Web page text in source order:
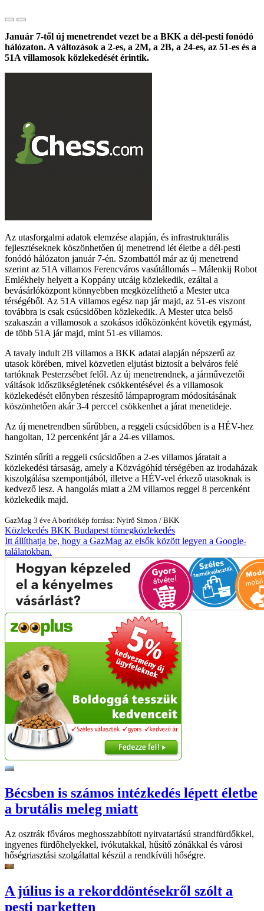
Január 7-től új menetrendet vezet be a BKK a dél-pesti fonódó
hálózaton. A változások a 2-es, a 2M, a 2B, a 24-es, az 51-es és a
51A villamosok közlekedését érintik.
Az utasforgalmi adatok elemzése alapján, és infrastrukturális
fejlesztéseknek köszönhetően új menetrend lét életbe a dél-pesti
fonódó hálózaton január 7-én. Szombattól már az új menetrend
szerint az 51A villamos Ferencváros vasútállomás – Málenkij Robot
Emlékhely helyett a Koppány utcáig közlekedik, ezáltal a
bevásárlóközpont könnyebben megközelíthető a Mester utca
térségéből. Az 51A villamos egész nap jár majd, az 51-es viszont
továbbra is csak csúcsidőben közlekedik. A Mester utca belső
szakaszán a villamosok a szokásos időközönként követik egymást,
de több 51A jár majd, mint 51-es villamos.
A tavaly indult 2B villamos a BKK adatai alapján népszerű az
utasok körében, mivel közvetlen eljutást biztosít a belváros felé
tartóknak Pesterzsébet felől. Az új menetrendnek, a járművezetői
váltások időszükségletének csökkentésével és a villamosok
közlekedését előnyben részesítő lámpaprogram módosításának
köszönhetően akár 3-4 perccel csökkenhet a járat menetideje.
Az új menetrendben sűrűbben, a reggeli csúcsidőben is a HÉV-hez
hangoltan, 12 percenként jár a 24-es villamos.
Szintén sűríti a reggeli csúcsidőben a 2-es villamos járatait a
közlekedési társaság, amely a Közvágóhíd térségében az irodaházak
kiszolgálása szempontjából, illetve a HÉV-vel érkező utasoknak is
kedvező lesz. A hangolás miatt a 2M villamos reggel 8 percenként
közlekedik majd.
GazMag 3 éve A borítókép forrása: Nyirő Simon / BKK
Közlekedés BKK Budapest tömegközlekedés
Itt állíthatja be, hogy a GazMag az elsők között legyen a Google-
találatokban.
Bécsben is számos intézkedés lépett életbe
a brutális meleg miatt
Az osztrák főváros meghosszabbított nyitvatartású strandfürdőkkel,
ingyenes fürdőhelyekkel, ivókutakkal, hűsítő zónákkal és városi
hőségriasztási szolgálattal készül a rendkívüli hőségre.
A július is a rekorddöntésekről szólt a
pesti parketten